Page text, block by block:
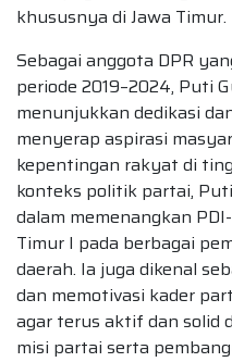
khususnya di Jawa Timur.
Sebagai anggota DPR
periode 2019–2024, Puti
menunjukkan dedikasi
menyerap aspirasi
kepentingan rakyat di
konteks politik partai,
dalam memenangkan
Timur I pada berbagai
daerah. Ia juga dikenal
dan memotivasi kader
agar terus aktif dan solid
misi partai serta